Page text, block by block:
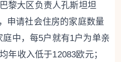
黎大区负责人孔斯坦坦
申请社会住房的家庭数量
中，每5户就有1户为单亲
年收入低于12083欧元；